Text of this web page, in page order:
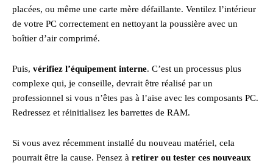
placées, ou même une carte mère défaillante. Ventilez l’intérieur
de votre PC correctement en nettoyant la poussière avec un
boîtier d’air comprimé.
Puis, vérifiez l’équipement interne. C’est un processus plus
complexe qui, je conseille, devrait être réalisé par un
professionnel si vous n’êtes pas à l’aise avec les composants PC.
Redressez et réinitialisez les barrettes de RAM.
Si vous avez récemment installé du nouveau matériel, cela
pourrait être la cause. Pensez à retirer ou tester ces nouveaux